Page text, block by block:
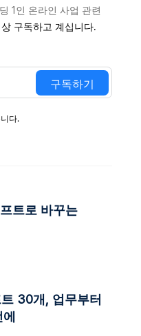
1인 온라인 사업 관련
구독하고 계십니다.
구독하기
다.
트로 바꾸는
30개, 업무부터